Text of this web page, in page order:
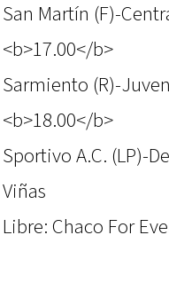
San Martín (F)-
<b>17.00</b>
Sarmiento (R)-
<b>18.00</b>
Sportivo A.C. (LP)-
Viñas
Libre: Chaco For